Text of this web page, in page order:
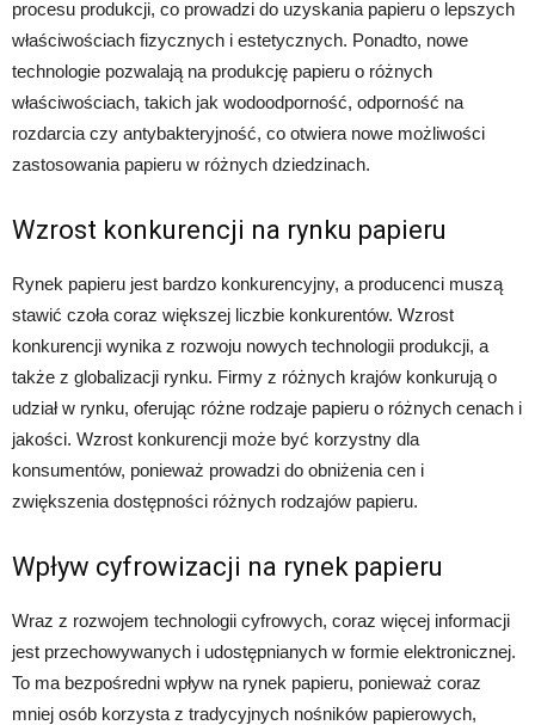
procesu produkcji, co prowadzi do uzyskania papieru o lepszych
właściwościach fizycznych i estetycznych. Ponadto, nowe
technologie pozwalają na produkcję papieru o różnych
właściwościach, takich jak wodoodporność, odporność na
rozdarcia czy antybakteryjność, co otwiera nowe możliwości
zastosowania papieru w różnych dziedzinach.
Wzrost konkurencji na rynku papieru
Rynek papieru jest bardzo konkurencyjny, a producenci muszą
stawić czoła coraz większej liczbie konkurentów. Wzrost
konkurencji wynika z rozwoju nowych technologii produkcji, a
także z globalizacji rynku. Firmy z różnych krajów konkurują o
udział w rynku, oferując różne rodzaje papieru o różnych cenach i
jakości. Wzrost konkurencji może być korzystny dla
konsumentów, ponieważ prowadzi do obniżenia cen i
zwiększenia dostępności różnych rodzajów papieru.
Wpływ cyfrowizacji na rynek papieru
Wraz z rozwojem technologii cyfrowych, coraz więcej informacji
jest przechowywanych i udostępnianych w formie elektronicznej.
To ma bezpośredni wpływ na rynek papieru, ponieważ coraz
mniej osób korzysta z tradycyjnych nośników papierowych,